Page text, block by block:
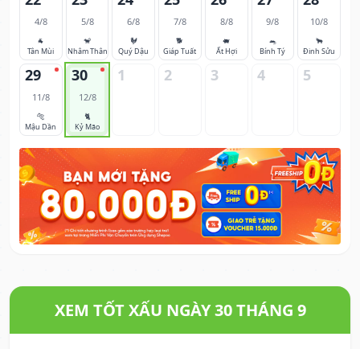
4/8
🐐
Tân Mùi
5/8
🐒
Nhâm Thân
6/8
🐓
Quý Dậu
7/8
🐕
Giáp Tuất
8/8
🐖
Ất Hợi
9/8
🐀
Bính Tý
10/8
🐂
Đinh Sửu
29
11/8
🐅
Mậu Dần
30
12/8
🐈
Kỷ Mão
1 2 3 4 5
XEM TỐT XẤU NGÀY 30 THÁNG 9